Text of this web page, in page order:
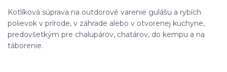
Kotlíková súprava na outdorové varenie gulášu a rybích
polievok v prírode, v záhrade alebo v otvorenej kuchyne,
predovšetkým pre chalupárov, chatárov, do kempu a na
táborenie.